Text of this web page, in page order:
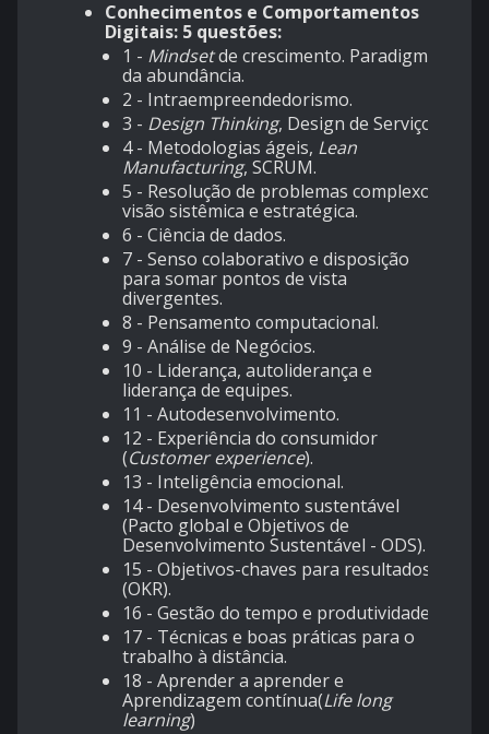
Conhecimentos e Comportamentos
Digitais: 5 questões:
1 - Mindsetde crescimento. Paradigma
da abundância.
2 - Intraempreendedorismo.
3 - Design Thinking, Design de Serviço.
4 - Metodologias ágeis, Lean
Manufacturing, SCRUM.
5 - Resolução de problemas complexos,
visão sistêmica e estratégica.
6 - Ciência de dados.
7 - Senso colaborativo e disposição
para somar pontos de vista
divergentes.
8 - Pensamento computacional.
9 - Análise de Negócios.
10 - Liderança, autoliderança e
liderança de equipes.
11 - Autodesenvolvimento.
12 - Experiência do consumidor
(Customer experience).
13 - Inteligência emocional.
14 - Desenvolvimento sustentável
(Pacto global e Objetivos de
Desenvolvimento Sustentável - ODS).
15 - Objetivos-chaves para resultados
(OKR).
16 - Gestão do tempo e produtividade.
17 - Técnicas e boas práticas para o
trabalho à distância.
18 - Aprender a aprender e
Aprendizagem contínua(Life long
learning)